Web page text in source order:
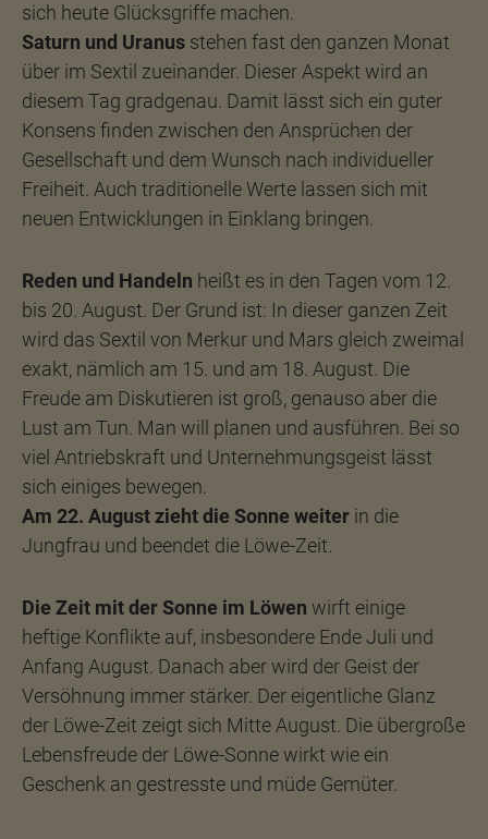
sich heute Glücksgriffe machen.
Saturn und Uranus stehen fast den ganzen Monat
über im Sextil zueinander. Dieser Aspekt wird an
diesem Tag gradgenau. Damit lässt sich ein guter
Konsens finden zwischen den Ansprüchen der
Gesellschaft und dem Wunsch nach individueller
Freiheit. Auch traditionelle Werte lassen sich mit
neuen Entwicklungen in Einklang bringen.
Reden und Handeln heißt es in den Tagen vom 12.
bis 20. August. Der Grund ist: In dieser ganzen Zeit
wird das Sextil von Merkur und Mars gleich zweimal
exakt, nämlich am 15. und am 18. August. Die
Freude am Diskutieren ist groß, genauso aber die
Lust am Tun. Man will planen und ausführen. Bei so
viel Antriebskraft und Unternehmungsgeist lässt
sich einiges bewegen.
Am 22. August zieht die Sonne weiter in die
Jungfrau und beendet die Löwe-Zeit.
Die Zeit mit der Sonne im Löwen wirft einige
heftige Konflikte auf, insbesondere Ende Juli und
Anfang August. Danach aber wird der Geist der
Versöhnung immer stärker. Der eigentliche Glanz
der Löwe-Zeit zeigt sich Mitte August. Die übergroße
Lebensfreude der Löwe-Sonne wirkt wie ein
Geschenk an gestresste und müde Gemüter.